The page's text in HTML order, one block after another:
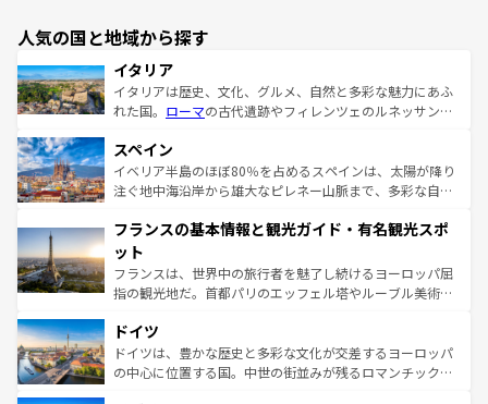
人気の国と地域から探す
イタリア
イタリアは歴史、文化、グルメ、自然と多彩な魅力にあふ
れた国。 ローマの古代遺跡やフィレンツェのルネッサンス
ろん、トスカーナの美しい田園風景やアマルフィ海岸の絶
景など、自然景観も見逃せない。観光の合間には、本場の
ピザやパスタなど、絶品のイタリア料理を堪能することも
ませてくれるイタリアで、忘れられない旅をしてみよう！
なお、新着のイタリア情報は
しい。
スペイン
イベリア半島のほぼ80％を占めるスペインは、太陽が降り
注ぐ地中海沿岸から雄大なピレネー山脈まで、多彩な自然
文化が根付くこの国では、情熱的なフラメンコ、熱気あふ
れる闘牛、そして美味しいタパスが生活の一部となってい
る。首都マドリードの洗練された雰囲気や、バルセロナの
アートに溢れた街角から、地方では古代ローマ遺跡や中世
せる。地方によって風土や気候が異なるスペインはその個
性で訪れる人を魅了する。 なお、新着のスペイン情報は コ
ンテンツ一覧を参照してほしい。
フランスの基本情報と観光ガイド・有名観光スポ
ット
フランスは、世界中の旅行者を魅了し続けるヨーロッパ屈
指の観光地だ。首都パリのエッフェル塔やルーブル美術館
で、幅広い魅力が詰まっている。華麗な宮殿、歴史的な大
聖堂、美しいビーチ、そして豊かな自然が、訪れる者を心
から魅了する。また、フランスは美食の国としても知ら
ドイツ
ドイツは、豊かな歴史と多彩な文化が交差するヨーロッパ
の中心に位置する国。中世の街並みが残るロマンチック街